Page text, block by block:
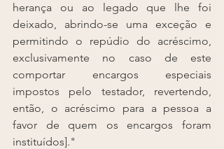
herança ou ao legado que lhe foi
deixado, abrindo-se uma exceção e
permitindo o repúdio do acréscimo,
exclusivamente no caso de este
comportar encargos especiais
impostos pelo testador, revertendo,
então, o acréscimo para a pessoa a
favor de quem os encargos foram
instituídos]."